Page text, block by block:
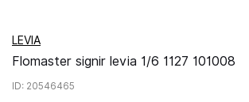
LEVIA
Flomaster signir levia 1/6 1127 101008
ID: 20546465